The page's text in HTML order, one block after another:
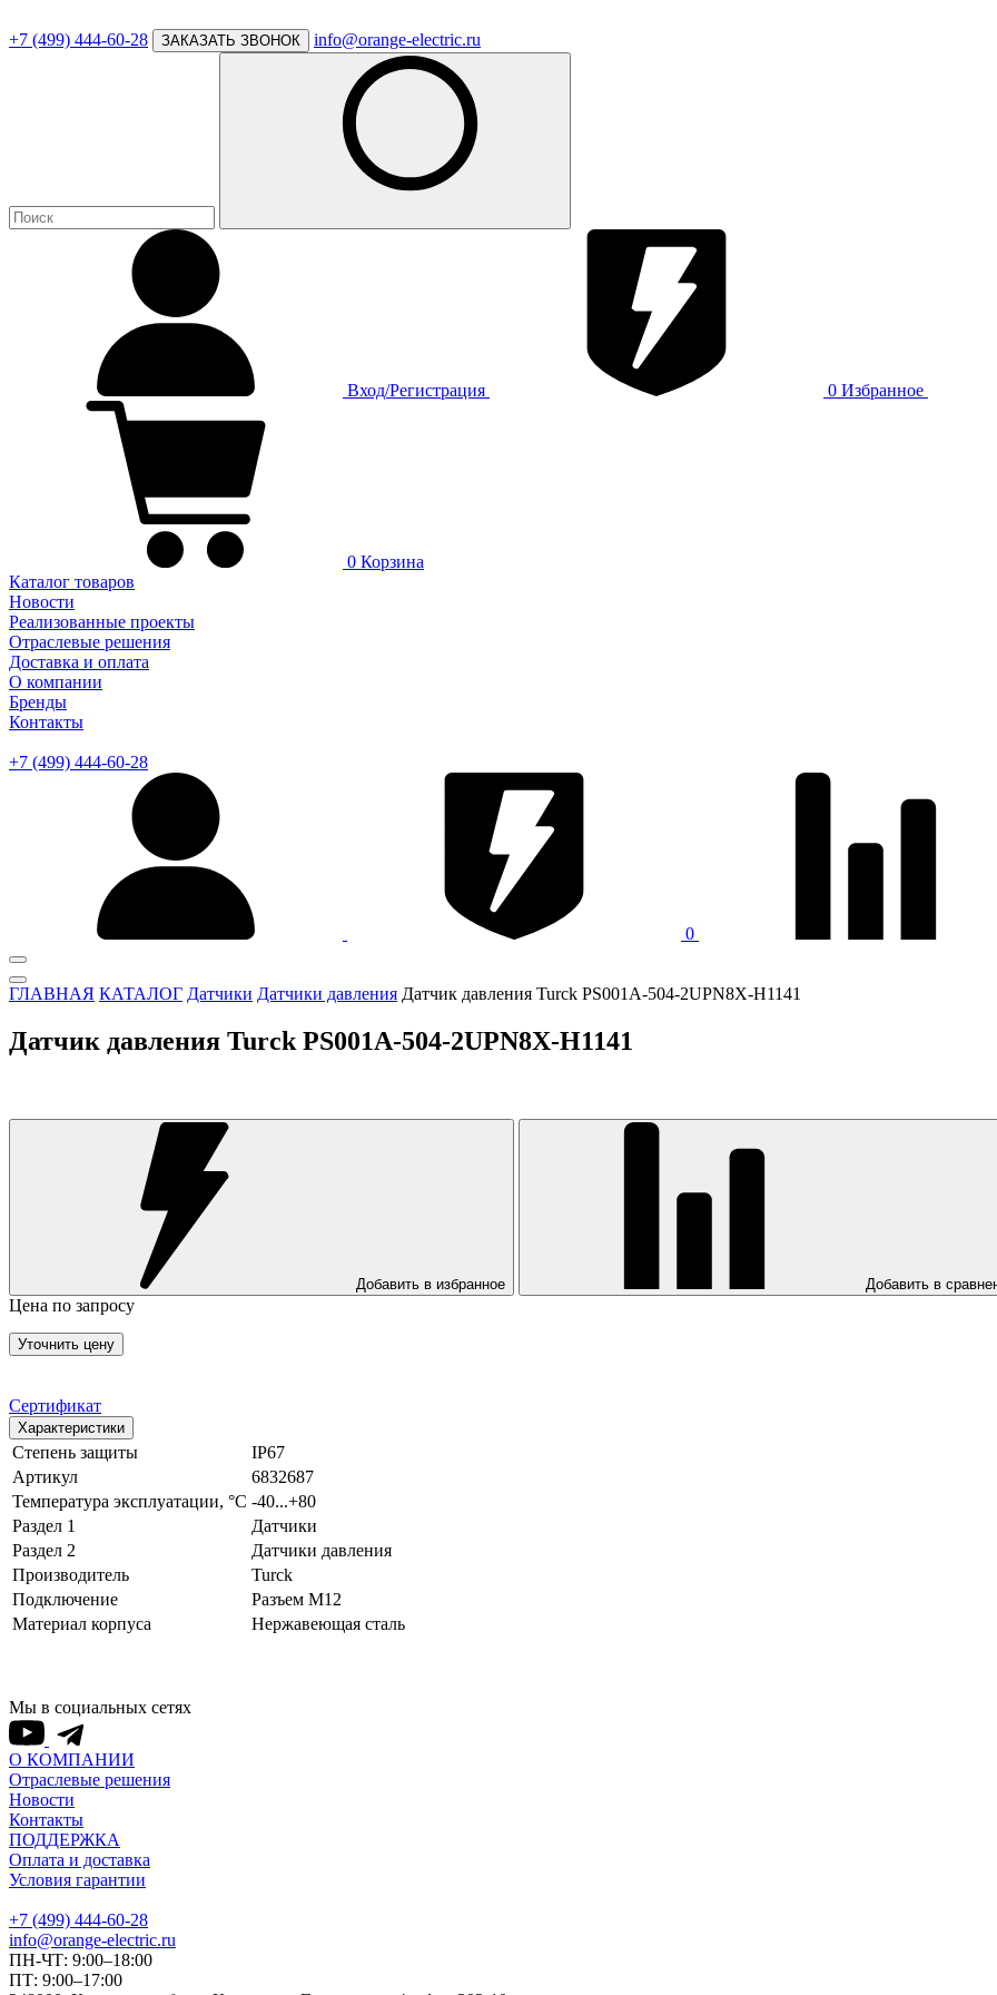
+7 (499) 444-60-28 ЗАКАЗАТЬ ЗВОНОК info@orange-electric.ru
Вход/Регистрация 0 Избранное
0 Корзина
Каталог товаров
Новости
Реализованные проекты
Отраслевые решения
Доставка и оплата
О компании
Бренды
Контакты
+7 (499) 444-60-28
0
ГЛАВНАЯ КАТАЛОГ Датчики Датчики давления Датчик давления Turck PS001A-504-2UPN8X-H1141
Датчик давления Turck PS001A-504-2UPN8X-H1141
Добавить в избранное Добавить в
Цена по запросу
Уточнить цену
Сертификат
Характеристики
Степень защиты
IP67
Артикул
6832687
Температура эксплуатации, °С -40...+80
Раздел 1
Датчики
Раздел 2
Датчики давления
Производитель
Turck
Подключение
Разъем M12
Материал корпуса
Нержавеющая сталь
Мы в социальных сетях
О КОМПАНИИ
Отраслевые решения
Новости
Контакты
ПОДДЕРЖКА
Оплата и доставка
Условия гарантии
+7 (499) 444-60-28
info@orange-electric.ru
ПН-ЧТ: 9:00–18:00
ПТ: 9:00–17:00